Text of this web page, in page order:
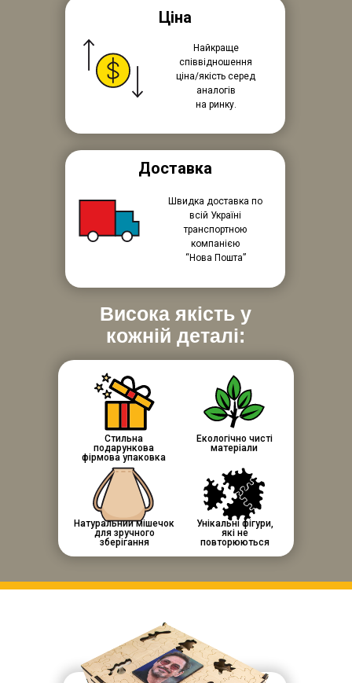
Висока якість у
кожній деталі:
Найкраще
співвідношення
ціна/якість серед
аналогів
на ринку.
Швидка доставка по
всій Україні
транспортною
компанією
“Нова Пошта”
Ціна
Екологічно чисті
матеріали
Стильна
подарункова
фірмова упаковка
Унікальні фігури,
які не
повторюються
Натуральний мішечок
для зручного
зберігання
Доставка